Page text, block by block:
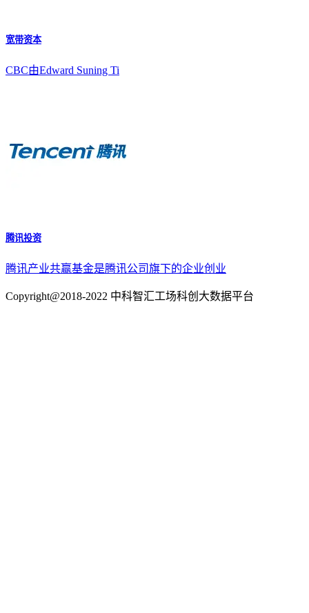
宽带资本
CBC由Edward Suning Ti
腾讯投资
腾讯产业共赢基金是腾讯公司旗下的企业创业
Copyright@2018-2022 中科智汇工场科创大数据平台